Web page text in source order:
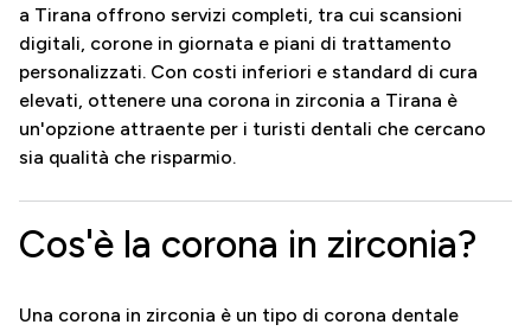
a Tirana offrono servizi completi, tra cui scansioni
digitali, corone in giornata e piani di trattamento
personalizzati. Con costi inferiori e standard di cura
elevati, ottenere una corona in zirconia a Tirana è
un'opzione attraente per i turisti dentali che cercano
sia qualità che risparmio.
Cos'è la corona in zirconia?
Una corona in zirconia è un tipo di corona dentale